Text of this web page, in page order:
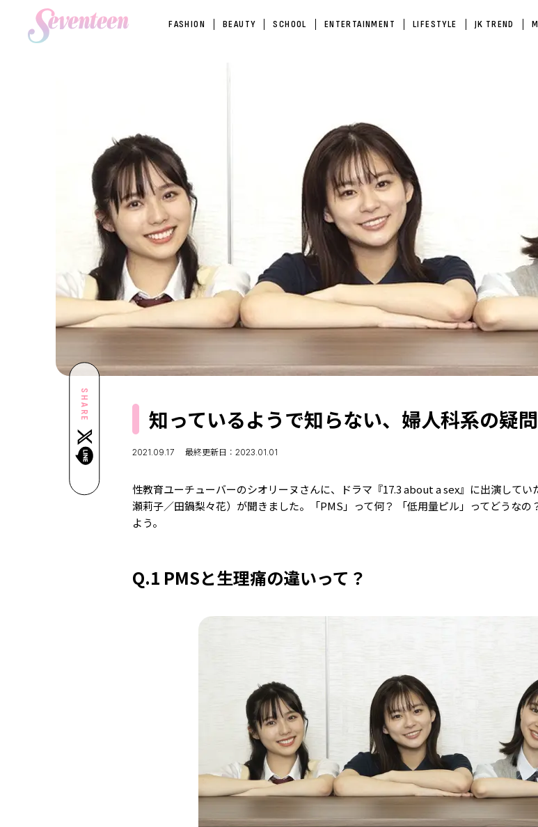
FASHION BEAUTY SCHOOL ENTERTAINMENT LIFESTYLE JK TREND
SHARE 知っているようで知らない、婦人科系の疑
2021.09.17 最終更新日：2023.01.01
性教育ユーチューバーのシオリーヌさんに、ドラマ『17.3 about a sex』に出演して
瀬莉子／田鍋梨々花）が聞きました。「PMS」って何？ 「低用量ピル」ってどうな
よう。
Q.1 PMSと生理痛の違いって？